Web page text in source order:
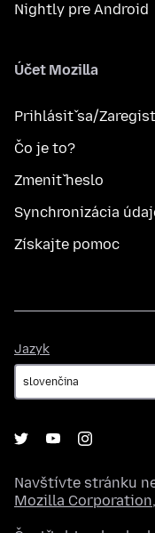
Nightly pre Android
Účet Mozilla
Prihlásiť sa/
Čo je to?
Zmeniť heslo
Synchronizácia
Získajte pomoc
Jazyk
Navštívte stránku
Mozilla Corporation,